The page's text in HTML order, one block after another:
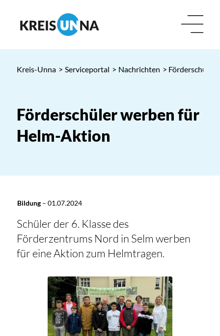
Kreis-Unna > Serviceportal > Nachrichten >
Förderschüler werben für
Helm-Aktion
Bildung– 01.07.2024
Schüler der 6. Klasse des
Förderzentrums Nord in Selm werben
für eine Aktion zum Helmtragen.